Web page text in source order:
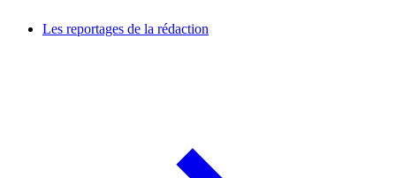
Les reportages de la rédaction